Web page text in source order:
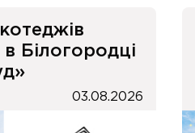
Білогородці
03.08.2026